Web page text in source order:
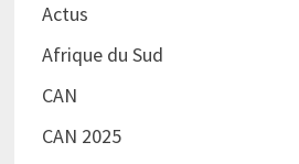
Actus
Afrique du Sud
CAN
CAN 2025